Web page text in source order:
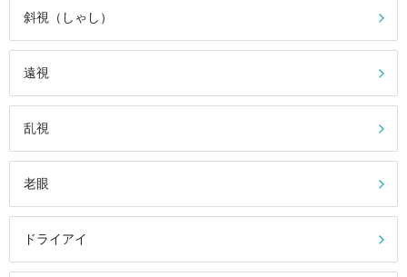
斜視（しゃし）
遠視
乱視
老眼
ドライアイ